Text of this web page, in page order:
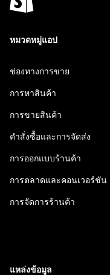
หมวดหมู่แอป
ช่องทางการขาย
การหาสินค้า
การขายสินค้า
คำสั่งซื้อและการจัดส่ง
การออกแบบร้านค้า
การตลาดและคอนเวอร์ชัน
การจัดการร้านค้า
แหล่งข้อมูล